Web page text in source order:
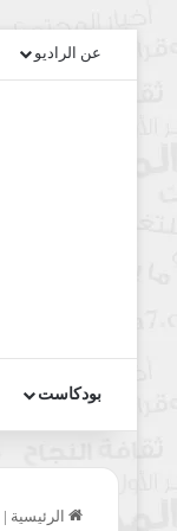
عن الراديو
بودكاست
الرئيسية |